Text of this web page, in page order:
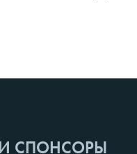
СПОНСОРЫ